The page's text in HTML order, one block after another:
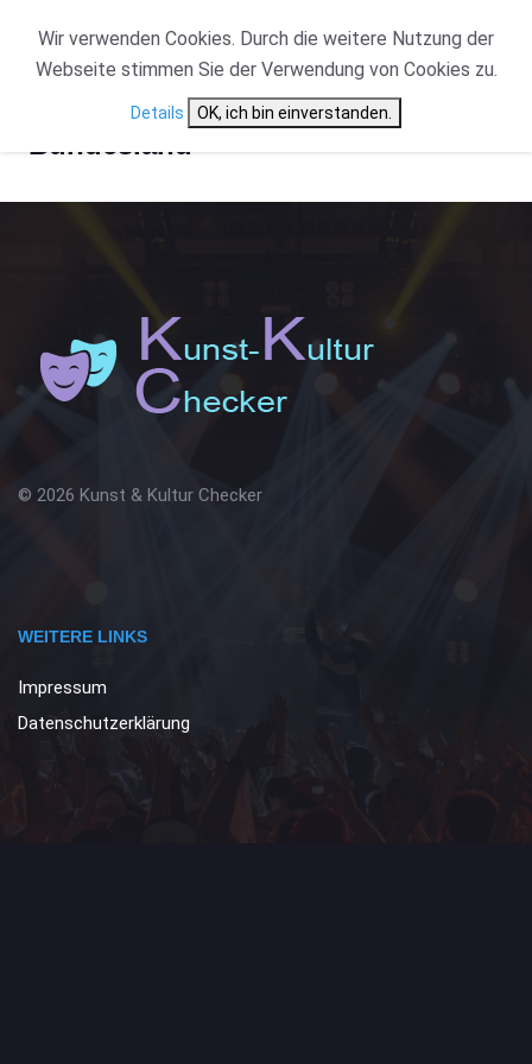
Bundesland
© 2026 Kunst & Kultur Checker
WEITERE LINKS
Impressum
Datenschutzerklärung
Wir verwenden Cookies. Durch die weitere Nutzung der
Webseite stimmen Sie der Verwendung von Cookies zu.
Details OK, ich bin einverstanden.